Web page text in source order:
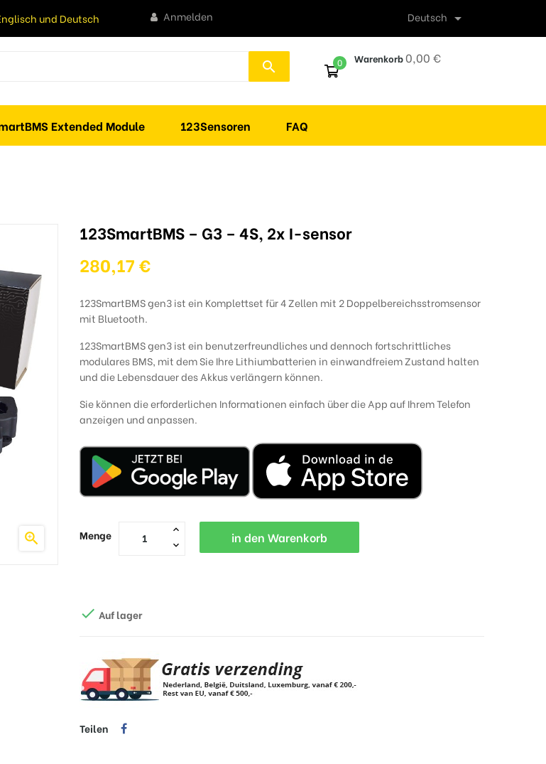
und Deutsch Deutsch 
Anmelden
search Warenkorb0,00 €
0
Extended Module 123Sensoren FAQ

123SmartBMS – G3 – 4S, 2x I-sensor
280,17 €
123SmartBMS gen3 ist ein Komplettset für 4 Zellen mit 2 Doppelbereichsstromsensor
mit Bluetooth.
123SmartBMS gen3 ist ein benutzerfreundliches und dennoch fortschrittliches
modulares BMS, mit dem Sie Ihre Lithiumbatterien in einwandfreiem Zustand halten
und die Lebensdauer des Akkus verlängern können.
Sie können die erforderlichen Informationen einfach über die App auf Ihrem Telefon
anzeigen und anpassen.
Menge in den Warenkorb
 Auf lager
Teilen